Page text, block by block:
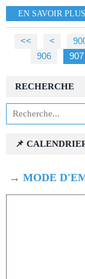
EN SAVOIR PLUS
<< <
906
907
RECHERCHE
📌
→ MODE